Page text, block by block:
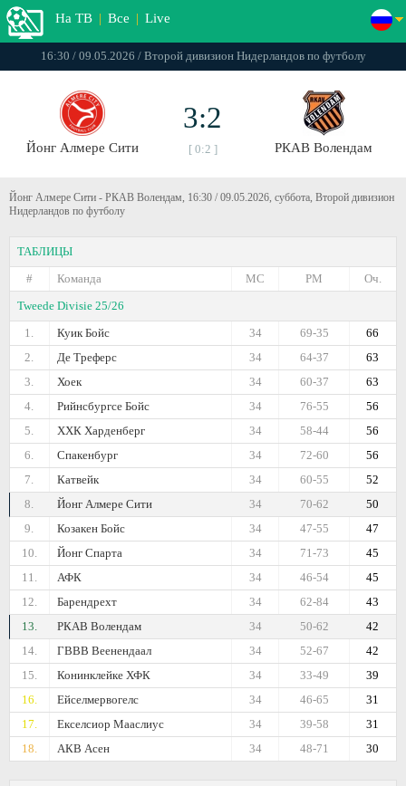
На ТВ | Все | Live
16:30 / 09.05.2026 / Второй дивизион Нидерландов по футболу
Йонг Алмере Сити
3:2
[ 0:2 ] РКАВ Волендам
Йонг Алмере Сити - РКАВ Волендам, 16:30 / 09.05.2026, суббота, Второй дивизион
Нидерландов по футболу
ТАБЛИЦЫ
#
Команда Оч.
РМ
МС
Tweede Divisie 25/26
1.
Куик Бойс 66
69-35
34
2.
Де Треферс 63
64-37
34
3.
Хоек 63
60-37
34
4.
Рийнсбургсе Бойс 56
76-55
34
5.
ХХК Харденберг 56
58-44
34
6.
Спакенбург 56
72-60
34
7.
Катвейк 52
60-55
34
8.
Йонг Алмере Сити 50
70-62
34
9.
Козакен Бойс 47
47-55
34
10.
Йонг Спарта 45
71-73
34
11.
АФК 45
46-54
34
12.
Барендрехт 43
62-84
34
13.
РКАВ Волендам 42
50-62
34
14.
ГВВВ Веенендаал 42
52-67
34
15.
Конинклейке ХФК 39
33-49
34
16.
Ейселмервогелс 31
46-65
34
17.
Екселсиор Мааслиус 31
39-58
34
18.
АКВ Асен 30
48-71
34